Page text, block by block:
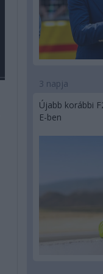
3 napja
Újabb korábbi
E-ben